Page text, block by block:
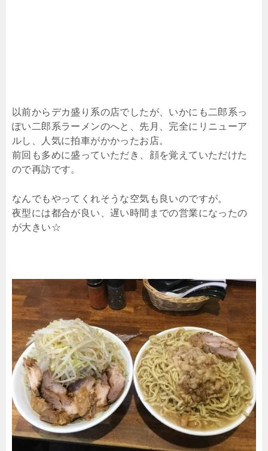
以前からデカ盛り系の店でしたが、いかにも二郎系っ
ぽい二郎系ラーメンのへと、先月、完全にリニューア
ルし、人気に拍車がかかったお店。
前回も多めに盛っていただき、顔を覚えていただけた
ので再訪です。
なんでもやってくれそうな空気も良いのですが。
夜型には都合が良い、遅い時間までの営業になったの
が大きい☆